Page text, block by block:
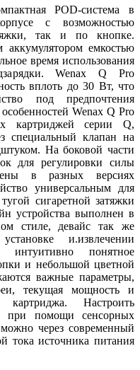
POD-система в
с возможностью
так и по кнопке.
аккумулятором емкостью
время использования
Wenax Q Pro
вплоть до 30 Вт, что
под предпочтения
Wenax Q Pro
картриджей серии Q,
специальный клапан на
На боковой части
для регулировки силы
в разных версиях
универсальным для
сигаретной затяжки
устройства выполнен в
стиле, девайс так же
и.извлечении
интуитивно понятное
и небольшой цветной
важные параметры,
текущая мощность и
картриджа. Настроить
при помощи сенсорных
через современный
тока источника питания